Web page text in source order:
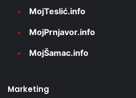
MojTeslić.info
MojPrnjavor.info
MojŠamac.info
Marketing